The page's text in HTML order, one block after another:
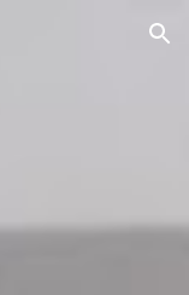
Skip to navigation